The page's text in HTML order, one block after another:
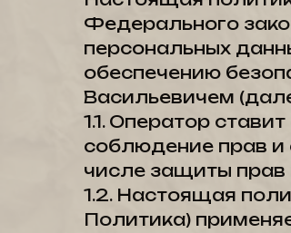
Федерального
персональных
обеспечению
Васильевичем
1.1. Оператор
соблюдение прав и
числе защиты прав
1.2. Настоящая
Политика)